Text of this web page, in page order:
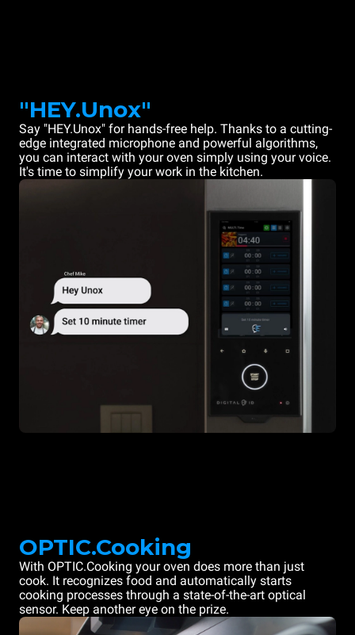
"HEY.Unox"
Say "HEY.Unox" for hands-free help. Thanks to a cutting-
edge integrated microphone and powerful algorithms,
you can interact with your oven simply using your voice.
It's time to simplify your work in the kitchen.
OPTIC.Cooking
With OPTIC.Cooking your oven does more than just
cook. It recognizes food and automatically starts
cooking processes through a state-of-the-art optical
sensor. Keep another eye on the prize.